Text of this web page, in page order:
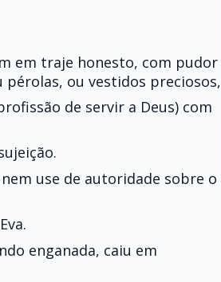
em traje honesto, com pudor
ou vestidos preciosos,
de servir a Deus) com
use de autoridade sobre o
enganada, caiu em